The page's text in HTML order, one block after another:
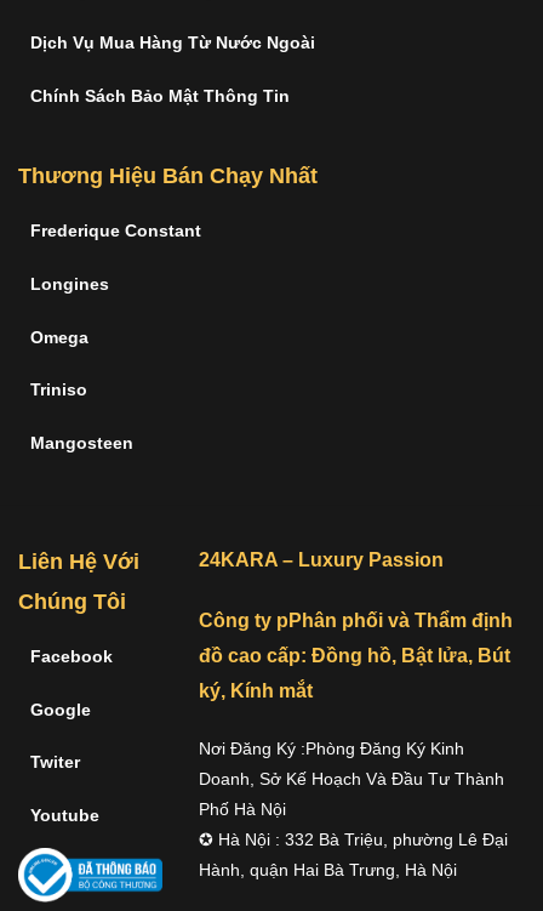
Dịch Vụ Mua Hàng Từ Nước Ngoài
Chính Sách Bảo Mật Thông Tin
Thương Hiệu Bán Chạy Nhất
Frederique Constant
Longines
Omega
Triniso
Mangosteen
Liên Hệ Với
Chúng Tôi
Facebook
Google
Twiter
Youtube
24KARA – Luxury Passion
Công ty pPhân phối và Thẩm định
đồ cao cấp: Đồng hồ, Bật lửa, Bút
ký, Kính mắt
Nơi Đăng Ký :Phòng Đăng Ký Kinh
Doanh, Sở Kế Hoạch Và Đầu Tư Thành
Phố Hà Nội
✪ Hà Nội : 332 Bà Triệu, phường Lê Đại
Hành, quận Hai Bà Trưng, Hà Nội